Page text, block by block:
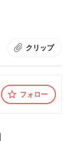
クリップ
フォロー